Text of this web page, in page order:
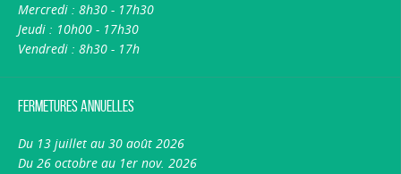
Mercredi : 8h30 - 17h30
Jeudi : 10h00 - 17h30
Vendredi : 8h30 - 17h
Fermetures annuelles
Du 13 juillet au 30 août 2026
Du 26 octobre au 1er nov. 2026